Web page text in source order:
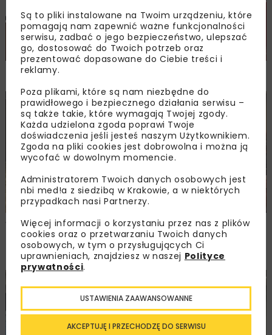
NOVDROG 2026
DROGI MOSTY TUNELE ARCHIWUM NBI WYDARZENIA
Walne zgromadzenie członków
Ogólnopolskiej Izby Gospodarczej
Drogownictwa
BUDOWNICTWO DROGI ENERGETYKA
HYDROTECHNIKA
MOSTY TUNELE ARCHIWUM NBI
Są to pliki instalowane na Twoim urządzeniu, które
pomagają nam zapewnić ważne funkcjonalności
serwisu, zadbać o jego bezpieczeństwo, ulepszać
go, dostosować do Twoich potrzeb oraz
prezentować dopasowane do Ciebie treści i
reklamy.
Poza plikami, które są nam niezbędne do
prawidłowego i bezpiecznego działania serwisu –
są także takie, które wymagają Twojej zgody.
Każda udzielona zgoda poprawi Twoje
doświadczenia jeśli jesteś naszym Użytkownikiem.
Zgoda na pliki cookies jest dobrowolna i można ją
wycofać w dowolnym momencie.
Administratorem Twoich danych osobowych jest
nbi med!a z siedzibą w Krakowie, a w niektórych
przypadkach nasi Partnerzy.
Więcej informacji o korzystaniu przez nas z plików
cookies oraz o przetwarzaniu Twoich danych
osobowych, w tym o przysługujących Ci
uprawnieniach, znajdziesz w naszej Polityce
prywatności.
AKCEPTUJĘ I PRZECHODZĘ DO SERWISU
USTAWIENIA ZAAWANSOWANNE